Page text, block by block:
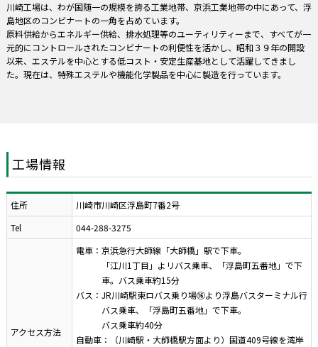
川崎工場は、わが国随一の規模を誇る工業地帯、京浜工業地帯の中にあって、浮
島地区のコンビナートの一角を占めています。
原料供給からエネルギー供給、排水処理等のユーティリティーまで、すべてが一
元的にコントロールされたコンビナートの利便性を活かし、昭和３９年の開設
以来、エステルを中心とする低コスト・安定生産基地として活躍してきまし
た。現在は、特殊エステルや機能化学製品を中心に製造を行っています。
工場情報
住所
川崎市川崎区浮島町7番2号
Tel
044-288-3275
アクセス方法
電車：京浜急行大師線「大師橋」駅で下車。
「江川1丁目」よリバス乗車、「浮島町五番地」で下
車。バス乗車約15分
バス：JR川崎駅東ロバス乗り場⑯より浮島バスターミナル行
バス乗車、「浮島町五番地」で下車。
バス乗車約40分
自動車：（川崎駅・大師橋駅方面より）国道409号線を湾岸